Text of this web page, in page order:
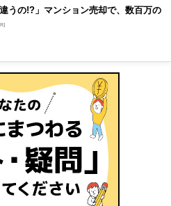
うの!?」マンション売却で、数百万の